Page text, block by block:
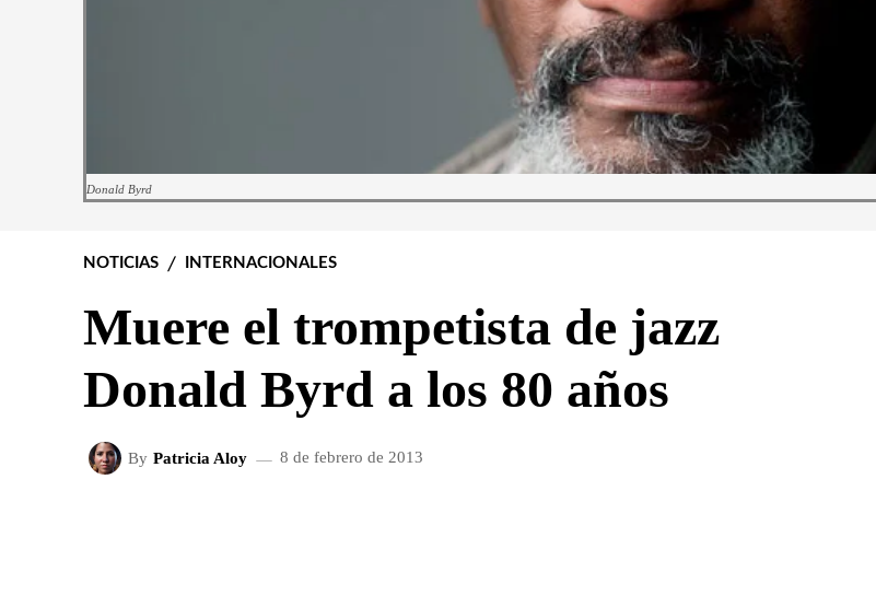
Donald Byrd
NOTICIAS INTERNACIONALES
Muere el trompetista de jazz
Donald Byrd a los 80 años
By Patricia Aloy 8 de febrero de 2013